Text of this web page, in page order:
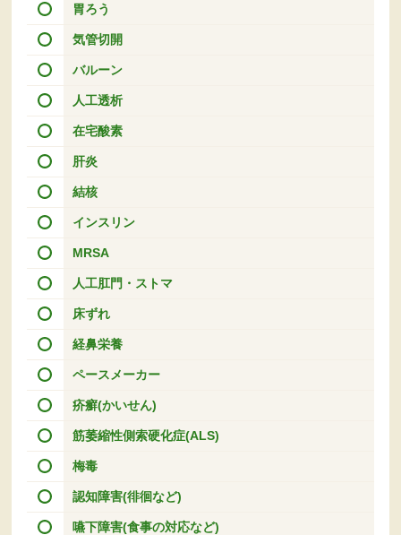
胃ろう
気管切開
バルーン
人工透析
在宅酸素
肝炎
結核
インスリン
MRSA
人工肛門・ストマ
床ずれ
経鼻栄養
ペースメーカー
疥癬(かいせん)
筋萎縮性側索硬化症(ALS)
梅毒
認知障害(徘徊など)
嚥下障害(食事の対応など)